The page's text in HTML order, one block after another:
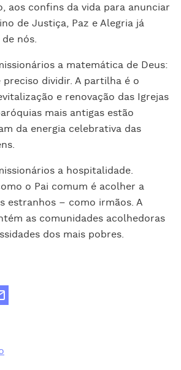
aos confins da vida para anunciar
de Justiça, Paz e Alegria já
nós.
a matemática de Deus:
dividir. A partilha é o
e renovação das Igrejas
mais antigas estão
da energia celebrativa das
a hospitalidade.
o Pai comum é acolher a
estranhos – como irmãos. A
as comunidades acolhedoras
dos mais pobres.